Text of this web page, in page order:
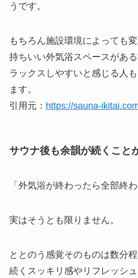
うです。
もちろん施設環境によっても
持ちいい外気浴スペースがあ
ラックスしやすいと感じる人
ます。
引用元： https://sauna-
サウナ後も余韻が続くこと
「外気浴が終わったら全部終わ
実はそうとも限りません。
ととのう感覚そのものは数分
続くスッキリ感やリフレッシ